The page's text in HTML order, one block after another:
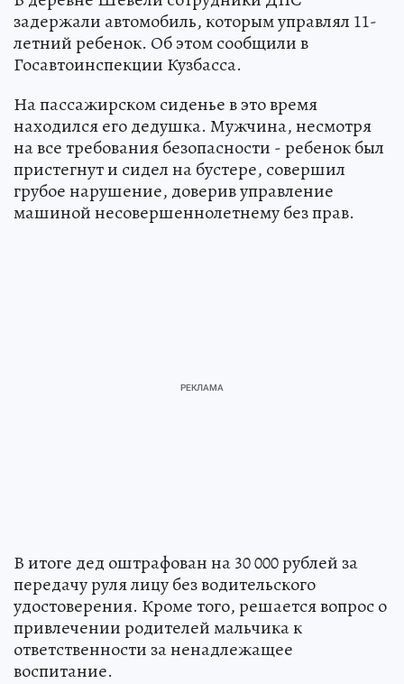
задержали автомобиль, которым управлял 11-
летний ребенок. Об этом сообщили в
Госавтоинспекции Кузбасса.
На пассажирском сиденье в это время
находился его дедушка. Мужчина, несмотря
на все требования безопасности - ребенок был
пристегнут и сидел на бустере, совершил
грубое нарушение, доверив управление
машиной несовершеннолетнему без прав.
В итоге дед оштрафован на 30 000 рублей за
передачу руля лицу без водительского
удостоверения. Кроме того, решается вопрос о
привлечении родителей мальчика к
ответственности за ненадлежащее
воспитание.